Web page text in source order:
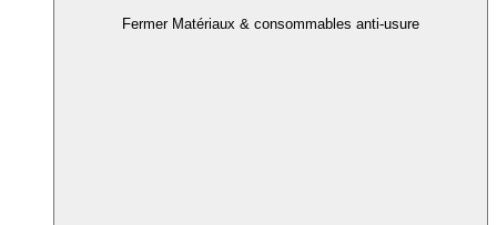
Fermer Matériaux & consommables anti-usure